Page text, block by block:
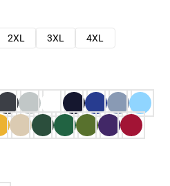
2XL 3XL
4XL